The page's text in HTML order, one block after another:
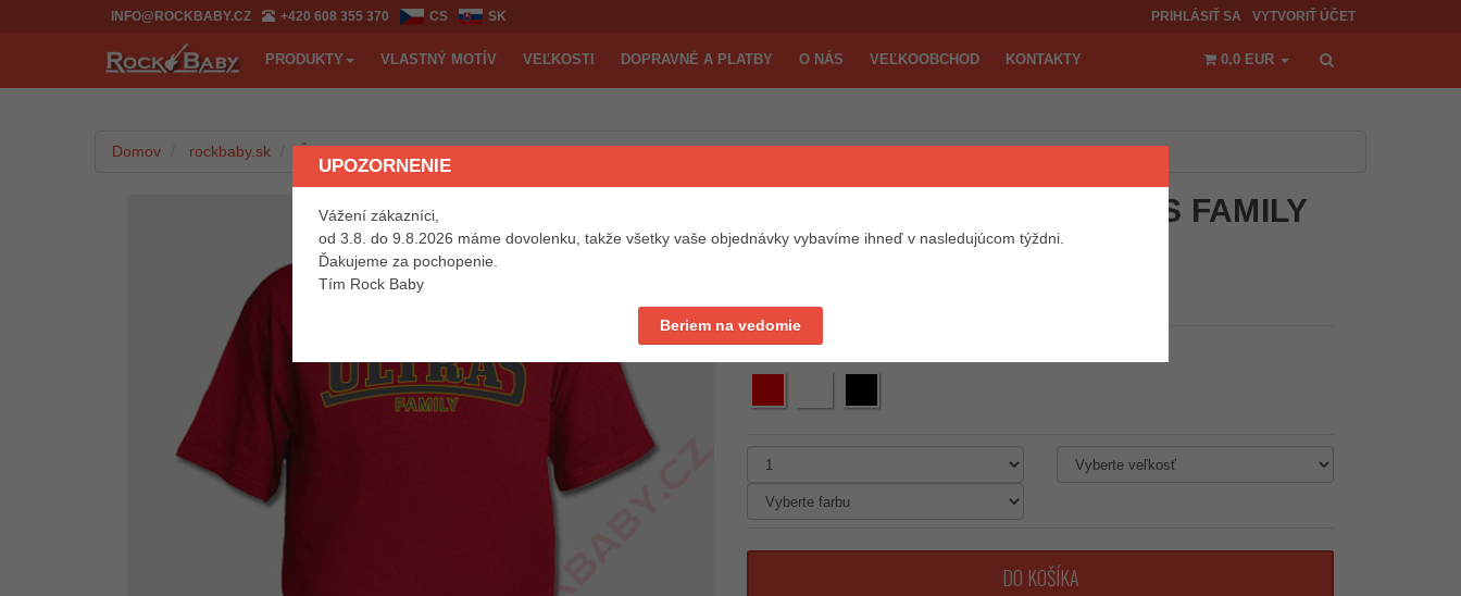
UPOZORNENIE
Vážení zákazníci,
od 3.8. do 9.8.2026 máme dovolenku, takže všetky vaše objednávky vybavíme ihneď v nasledujúcom týždni.
Ďakujeme za pochopenie.
Tím Rock Baby
Beriem na vedomie
INFO@ROCKBABY.CZ +420 608 355 370 CS SK PRIHLÁSIŤ SA VYTVORIŤ ÚČET
PRODUKTY VLASTNÝ MOTÍV VEĽKOSTI DOPRAVNÉ A PLATBY O NÁS VEĽKOOBCHOD KONTAKTY 0,0 EUR
Domov rockbaby.sk Šport Pre dospelých Pánske tričká
PÁNSKE TRIČKO - ULTRAS FAMILY
Možné farby:
DO KOŠÍKA